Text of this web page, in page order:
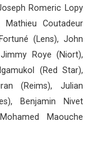
Romeric Lopy
Mathieu Coutadeur
(Lens), John
Roye (Niort),
(Red Star),
(Reims), Julian
Benjamin Nivet
Maouche